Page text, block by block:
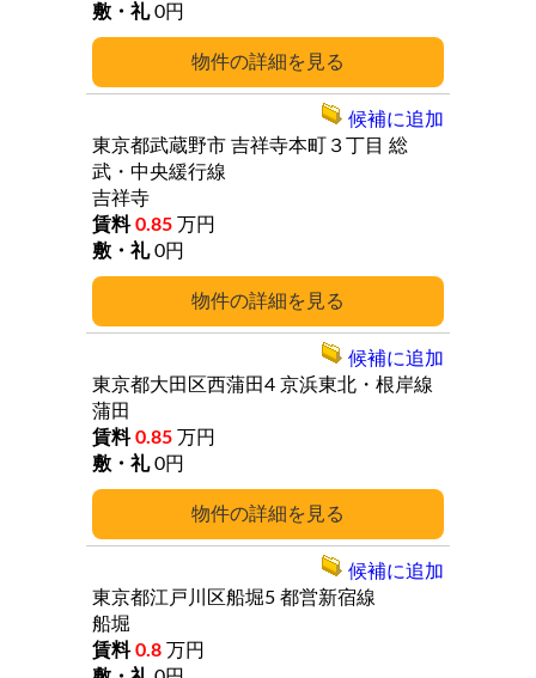
詳細
0円
詳細
東京都武蔵野市 吉祥寺本町３丁目 総
武・中央緩行線
吉祥寺
0.85 万円
0円
候補に追加
詳細
東京都大田区西蒲田4 京浜東北・根岸線
蒲田
0.85 万円
0円
候補に追加
東京都江戸川区船堀5 都営新宿線
船堀
0.8 万円
候補に追加